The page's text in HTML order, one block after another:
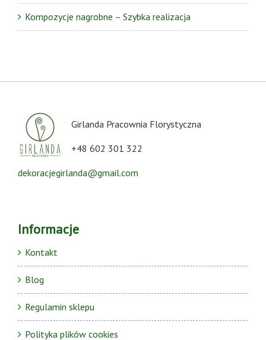
Kompozycje nagrobne – Szybka realizacja
Girlanda Pracownia Florystyczna
+48 602 301 322
dekoracjegirlanda@gmail.com
Informacje
Kontakt
Blog
Regulamin sklepu
Polityka plików cookies